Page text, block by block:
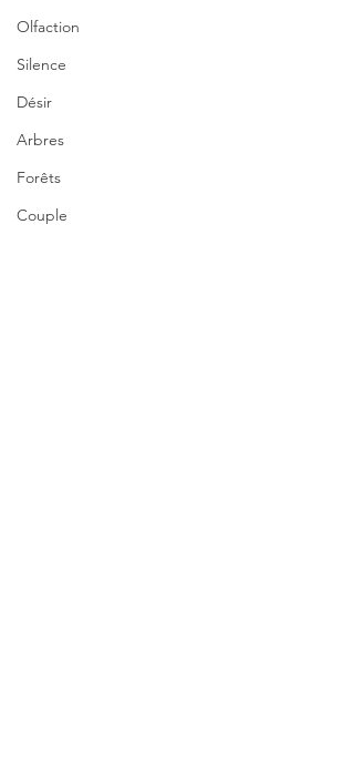
Olfaction
Silence
Désir
Arbres
Forêts
Couple